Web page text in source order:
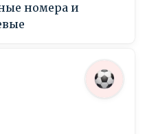
номера и